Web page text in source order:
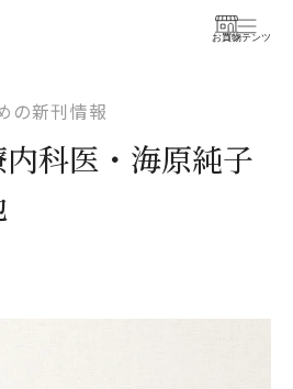
お買物
コンテンツ
の新刊情報
内科医・海原純子